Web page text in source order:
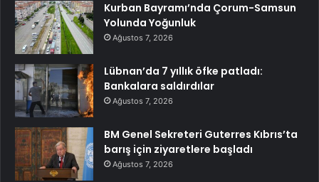
Kurban Bayramı’nda Çorum-Samsun
Yolunda Yoğunluk
Ağustos 7, 2026
Lübnan’da 7 yıllık öfke patladı:
Bankalara saldırdılar
Ağustos 7, 2026
BM Genel Sekreteri Guterres Kıbrıs’ta
barış için ziyaretlere başladı
Ağustos 7, 2026